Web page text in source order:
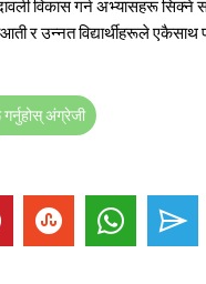
विकास गर्न अभ्यासहरू सिक्ने
र उन्नत विद्यार्थीहरूले एकैसाथ
अंग्रेजी